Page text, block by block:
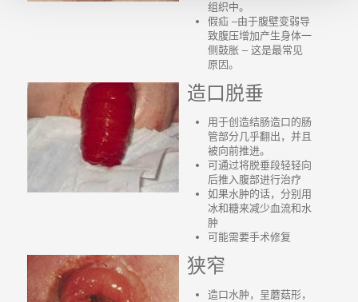
组织中。
假疝 –由于腹壁变弱导
致腹压增加产生身体一
侧鼓胀 – 这是最常见
原因。
造口脱垂
用于创造结肠造口的肠
管部分几乎翻出，并且
被向前推进。
可通过将脱垂段轻轻向
后推入腹部进行治疗
如果水肿的话，分别用
冰和糖来减少血流和水
肿
可能需要手术修复
狭窄
造口水肿，呈蘑菇形，